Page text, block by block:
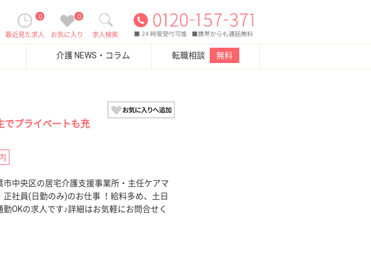
求人検索
0
お気に入り
0
最近見た求人
介護 NEWS・コラム 転職相談 無料
でプライベートも充
市中央区の居宅介護支援事業所・主任ケアマ
正社員(日勤のみ)のお仕事 ！給料多め、土日
勤OKの求人です♪詳細はお気軽にお問合せく